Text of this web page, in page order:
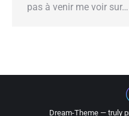
pas à venir me voir sur…
Dream-Theme — truly